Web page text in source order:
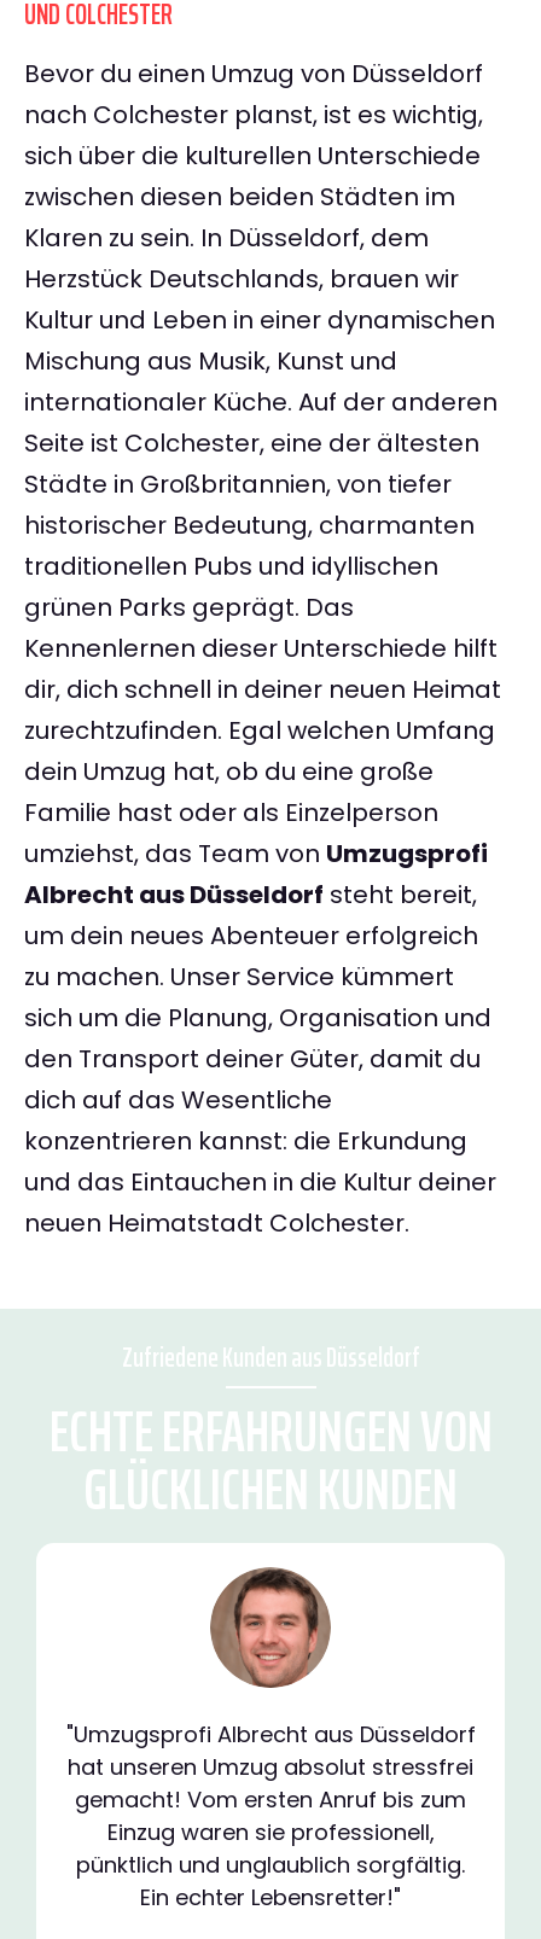
UND COLCHESTER
Bevor du einen Umzug von Düsseldorf
nach Colchester planst, ist es wichtig,
sich über die kulturellen Unterschiede
zwischen diesen beiden Städten im
Klaren zu sein. In Düsseldorf, dem
Herzstück Deutschlands, brauen wir
Kultur und Leben in einer dynamischen
Mischung aus Musik, Kunst und
internationaler Küche. Auf der anderen
Seite ist Colchester, eine der ältesten
Städte in Großbritannien, von tiefer
historischer Bedeutung, charmanten
traditionellen Pubs und idyllischen
grünen Parks geprägt. Das
Kennenlernen dieser Unterschiede hilft
dir, dich schnell in deiner neuen Heimat
zurechtzufinden. Egal welchen Umfang
dein Umzug hat, ob du eine große
Familie hast oder als Einzelperson
umziehst, das Team von Umzugsprofi
Albrecht aus Düsseldorf steht bereit,
um dein neues Abenteuer erfolgreich
zu machen. Unser Service kümmert
sich um die Planung, Organisation und
den Transport deiner Güter, damit du
dich auf das Wesentliche
konzentrieren kannst: die Erkundung
und das Eintauchen in die Kultur deiner
neuen Heimatstadt Colchester.
Zufriedene Kunden aus Düsseldorf
ECHTE ERFAHRUNGEN VON
GLÜCKLICHEN KUNDEN
"Umzugsprofi Albrecht aus Düsseldorf
hat unseren Umzug absolut stressfrei
gemacht! Vom ersten Anruf bis zum
Einzug waren sie professionell,
pünktlich und unglaublich sorgfältig.
Ein echter Lebensretter!"